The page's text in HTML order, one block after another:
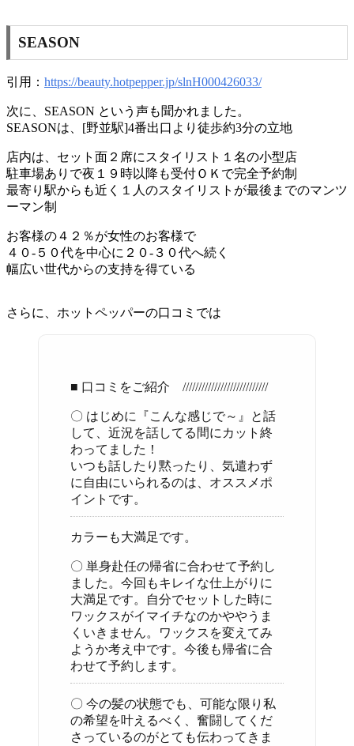
SEASON
引用： https://beauty.hotpepper.jp/slnH000426033/
次に、SEASON という声も聞かれました。
SEASONは、[野並駅]4番出口より徒歩約3分の立地
店内は、セット面２席にスタイリスト１名の小型店
駐車場ありで夜１９時以降も受付ＯＫで完全予約制
最寄り駅からも近く１人のスタイリストが最後までのマンツ
ーマン制
お客様の４２％が女性のお客様で
４０-５０代を中心に２０-３０代へ続く
幅広い世代からの支持を得ている
さらに、ホットペッパーの口コミでは
■ 口コミをご紹介 ///////////////////////////
〇 はじめに『こんな感じで～』と話
して、近況を話してる間にカット終
わってました！
いつも話したり黙ったり、気遣わず
に自由にいられるのは、オススメポ
イントです。
カラーも大満足です。
〇 単身赴任の帰省に合わせて予約し
ました。今回もキレイな仕上がりに
大満足です。自分でセットした時に
ワックスがイマイチなのかややうま
くいきません。ワックスを変えてみ
ようか考え中です。今後も帰省に合
わせて予約します。
〇 今の髪の状態でも、可能な限り私
の希望を叶えるべく、奮闘してくだ
さっているのがとても伝わってきま